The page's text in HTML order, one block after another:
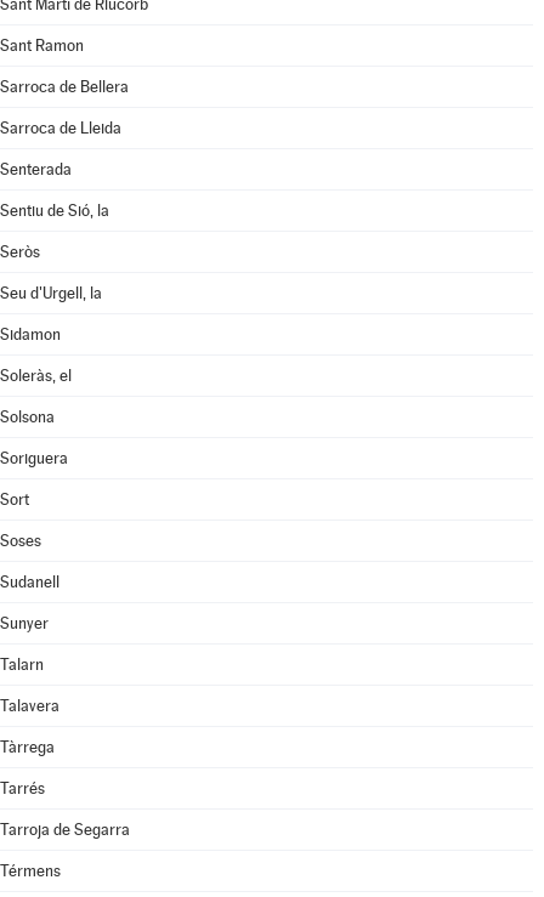
Sant Martí de Riucorb
Sant Ramon
Sarroca de Bellera
Sarroca de Lleida
Senterada
Sentiu de Sió, la
Seròs
Seu d'Urgell, la
Sidamon
Soleràs, el
Solsona
Soriguera
Sort
Soses
Sudanell
Sunyer
Talarn
Talavera
Tàrrega
Tarrés
Tarroja de Segarra
Térmens